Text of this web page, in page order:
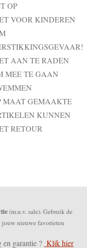
OP
VOOR KINDEREN
AAN TE RADEN
MEE TE GAAN
MAAT GEMAAKTE
KUNNEN
RETOUR
(m.u.v. sale). Gebruik de
nieuwe favorieten
garantie ? Klik hier